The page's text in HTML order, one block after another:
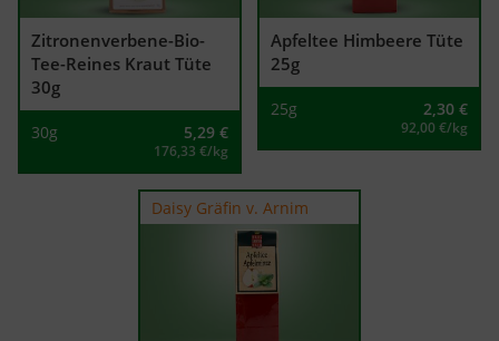
Zitronenverbene-Bio-
Tee-Reines Kraut Tüte
30g
30g 5,29 €
176,33 €/kg
Apfeltee Himbeere Tüte
25g
25g 2,30 €
92,00 €/kg
Daisy Gräfin v. Arnim